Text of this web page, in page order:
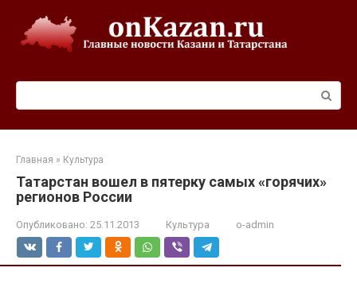
контенту
Главная » Культура
Татарстан вошел в пятерку самых «горячих»
регионов России
Опубликовано: 25.11.2013 Культура o-admin